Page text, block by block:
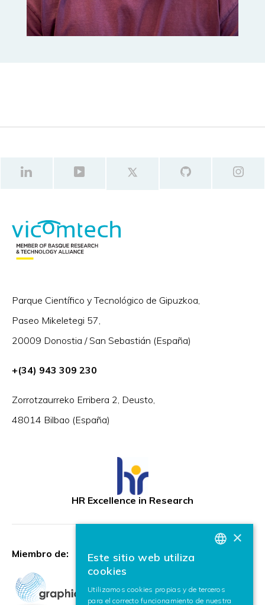
Parque Científico y Tecnológico de Gipuzkoa,
Paseo Mikeletegi 57,
20009 Donostia / San Sebastián (España)
+(34) 943 309 230
Zorrotzaurreko Erribera 2, Deusto,
48014 Bilbao (España)
HR Excellence in Research
Miembro de:
ENGLISH
×
Este sitio web utiliza
cookies
Utilizamos cookies propias y de terceros
para el correcto funcionamiento de nuestra